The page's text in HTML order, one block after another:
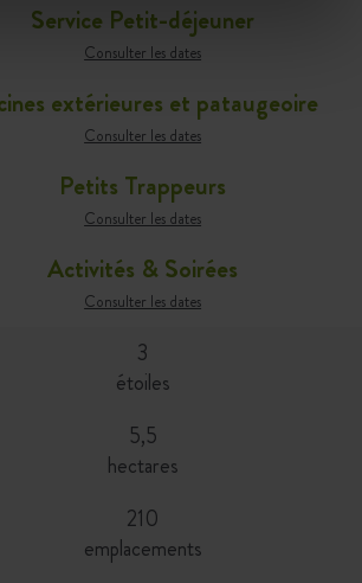
Service Petit-déjeuner
Consulter les dates
extérieures et pataugeoire
Consulter les dates
Petits Trappeurs
Consulter les dates
Activités & Soirées
Consulter les dates
3
étoiles
5,5
hectares
210
emplacements